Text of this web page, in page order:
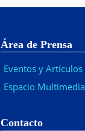
Área de Prensa
Eventos y Artículos
Espacio Multimedia
Contacto